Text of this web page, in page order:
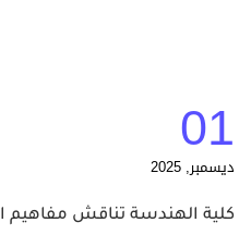
01
ديسمبر, 2025
كلية الهندسة تناقش مفاهيم